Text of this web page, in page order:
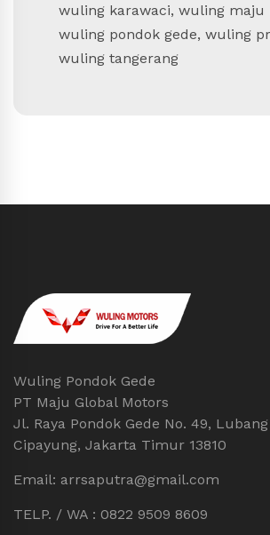
wuling karawaci, wuling maju
wuling pondok gede, wuling
wuling tangerang
Wuling Pondok Gede
PT Maju Global Motors
Jl. Raya Pondok Gede No. 49,
Cipayung, Jakarta Timur 13810
Email: arrsaputra@gmail.com
TELP. / WA : 0822 9509 8609